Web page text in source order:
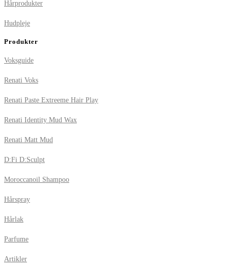
Hårprodukter
Hudpleje
Produkter
Voksguide
Renati Voks
Renati Paste Extreeme Hair Play
Renati Identity Mud Wax
Renati Matt Mud
D:Fi D:Sculpt
Moroccanoil Shampoo
Hårspray
Hårlak
Parfume
Artikler